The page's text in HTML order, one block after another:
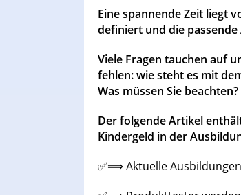
Eine spannende Zeit liegt
definiert und die
Viele Fragen tauchen auf
fehlen: wie steht es mit
Was müssen Sie beachten?
Der folgende Artikel
Kindergeld in der
✅⟹ Aktuelle